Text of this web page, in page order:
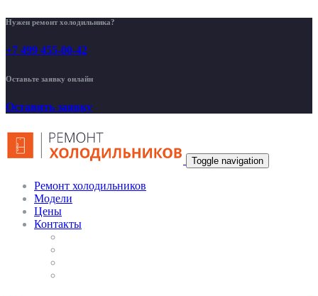
Нужен ремонт холодильника?
+7 499 455-00-42
Оставьте заявку онлайн
Оставить заявку
Toggle navigation
Ремонт холодильников
Модели
Цены
Контакты